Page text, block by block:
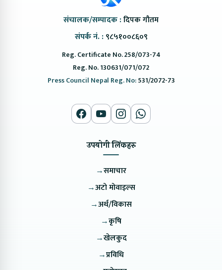
संचालक/सम्पादक :दिपक गौतम
संपर्क नं. : ९८५१००८६०९
Reg. Certificate No. 258/073-74
Reg. No. 130631/071/072
Press Council Nepal Reg. No:531/2072-73
उपयोगी लिंकहरु
→समाचार
→अटो मोवाइल्स
→अर्थ/विकास
→कृषि
→खेलकुद
→प्रविधि